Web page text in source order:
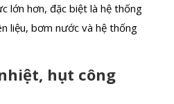
lớn hơn, đặc biệt là hệ thống
liệu, bơm nước và hệ thống
hụt công